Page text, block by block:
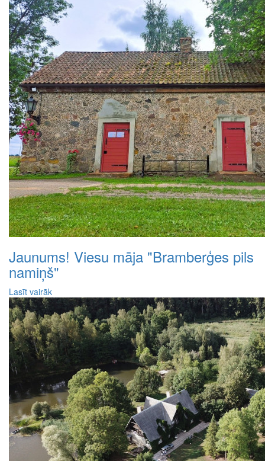
Jaunums! Viesu māja "Bramberģes pils
namiņš"
Lasīt vairāk